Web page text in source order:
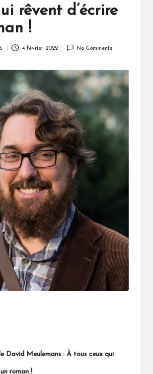
rêvent d’écrire
!
4 février 2022 No Comments
David Meulemans : À tous ceux qui
roman !